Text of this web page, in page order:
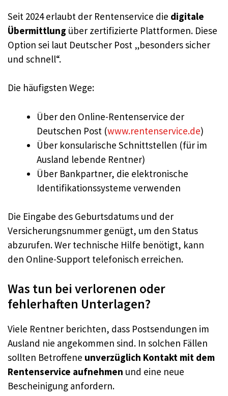
Seit 2024 erlaubt der Rentenservice die digitale
Übermittlung über zertifizierte Plattformen. Diese
Option sei laut Deutscher Post „besonders sicher
und schnell“.
Die häufigsten Wege:
Über den Online-Rentenservice der
Deutschen Post (www.rentenservice.de)
Über konsularische Schnittstellen (für im
Ausland lebende Rentner)
Über Bankpartner, die elektronische
Identifikationssysteme verwenden
Die Eingabe des Geburtsdatums und der
Versicherungsnummer genügt, um den Status
abzurufen. Wer technische Hilfe benötigt, kann
den Online-Support telefonisch erreichen.
Was tun bei verlorenen oder
fehlerhaften Unterlagen?
Viele Rentner berichten, dass Postsendungen im
Ausland nie angekommen sind. In solchen Fällen
sollten Betroffene unverzüglich Kontakt mit dem
Rentenservice aufnehmen und eine neue
Bescheinigung anfordern.